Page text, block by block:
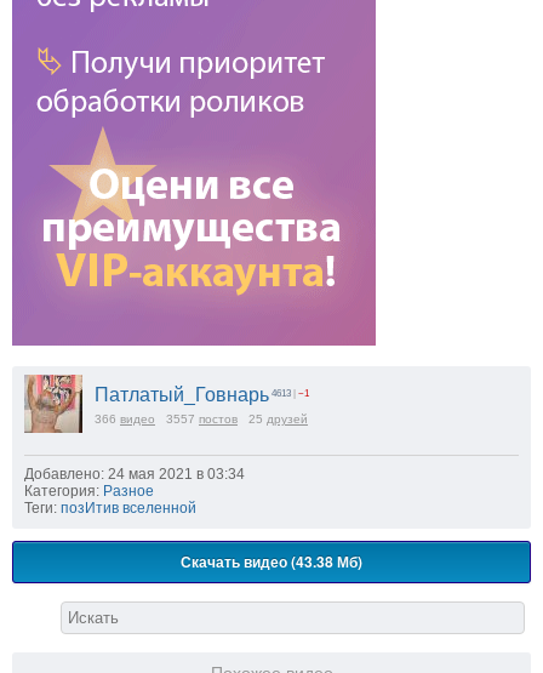
Патлатый_Говнарь 4613 −1
366 видео 3557 постов 25 друзей
Добавлено: 24 мая 2021 в 03:34
Категория: Разное
Теги: позИтив вселенной
Скачать видео (43.38 Мб)